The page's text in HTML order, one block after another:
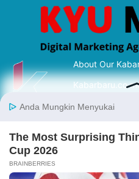
About Our
Kabarbaru.co
serta
Follow